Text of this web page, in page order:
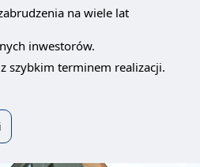
na wiele lat
inwestorów.
szybkim terminem realizacji.